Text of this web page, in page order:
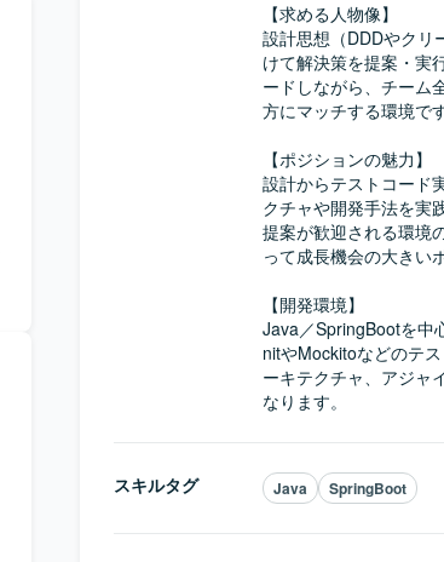
【求める人物像】
設計思想（DDDやクリ
けて解決策を提案・実
ードしながら、チーム
方にマッチする環境です
【ポジションの魅力】
設計からテストコード
クチャや開発手法を実
提案が歓迎される環境
って成長機会の大きい
【開発環境】
Java／SpringBootを中
nitやMockitoなどのテ
ーキテクチャ、アジャ
なります。
スキルタグ Java SpringBoot